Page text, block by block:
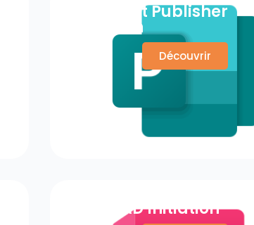
Microsoft Publisher
Initiation
Découvrir
AutoCAD Initiation